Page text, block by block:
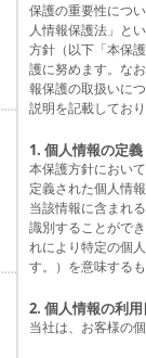
保護の重要性につ
人情報保護法」と
方針（以下「本保
護に努めます。な
報保護の取扱いに
説明を記載しており
1. 個人情報の定義
本保護方針におい
定義された個人情
当該情報に含まれ
識別することがで
れにより特定の個
す。）を意味するも
2. 個人情報の利
当社は、お客様の